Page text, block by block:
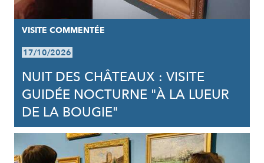
VISITE COMMENTÉE
17/10/2026
NUIT DES CHÂTEAUX : VISITE
GUIDÉE NOCTURNE "À LA LUEUR
DE LA BOUGIE"